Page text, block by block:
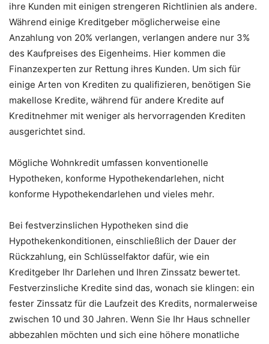
ihre Kunden mit einigen strengeren Richtlinien als andere.
Während einige Kreditgeber möglicherweise eine
Anzahlung von 20% verlangen, verlangen andere nur 3%
des Kaufpreises des Eigenheims. Hier kommen die
Finanzexperten zur Rettung ihres Kunden. Um sich für
einige Arten von Krediten zu qualifizieren, benötigen Sie
makellose Kredite, während für andere Kredite auf
Kreditnehmer mit weniger als hervorragenden Krediten
ausgerichtet sind.
Mögliche Wohnkredit umfassen konventionelle
Hypotheken, konforme Hypothekendarlehen, nicht
konforme Hypothekendarlehen und vieles mehr.
Bei festverzinslichen Hypotheken sind die
Hypothekenkonditionen, einschließlich der Dauer der
Rückzahlung, ein Schlüsselfaktor dafür, wie ein
Kreditgeber Ihr Darlehen und Ihren Zinssatz bewertet.
Festverzinsliche Kredite sind das, wonach sie klingen: ein
fester Zinssatz für die Laufzeit des Kredits, normalerweise
zwischen 10 und 30 Jahren. Wenn Sie Ihr Haus schneller
abbezahlen möchten und sich eine höhere monatliche